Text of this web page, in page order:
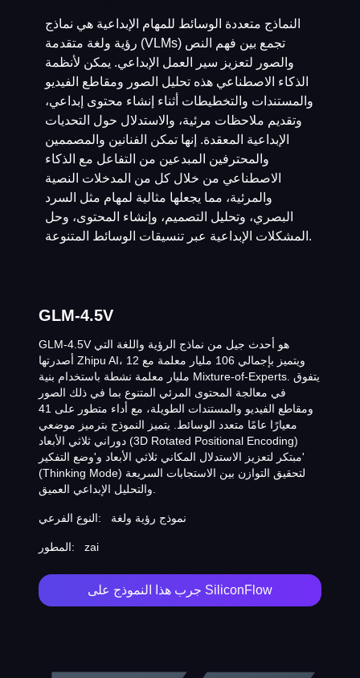
النماذج متعددة الوسائط للمهام الإبداعية هي نماذج
رؤية ولغة متقدمة (VLMs) تجمع بين فهم النص
والصور لتعزيز سير العمل الإبداعي. يمكن لأنظمة
الذكاء الاصطناعي هذه تحليل الصور ومقاطع الفيديو
والمستندات والتخطيطات أثناء إنشاء محتوى إبداعي،
وتقديم ملاحظات مرئية، والاستدلال حول التحديات
الإبداعية المعقدة. إنها تمكن الفنانين والمصممين
والمحترفين المبدعين من التفاعل مع الذكاء
الاصطناعي من خلال كل من المدخلات النصية
والمرئية، مما يجعلها مثالية لمهام مثل السرد
البصري، وتحليل التصميم، وإنشاء المحتوى، وحل
المشكلات الإبداعية عبر تنسيقات الوسائط المتنوعة.
GLM-4.5V
GLM-4.5V هو أحدث جيل من نماذج الرؤية واللغة التي
أصدرتها Zhipu AI، ويتميز بإجمالي 106 مليار معلمة مع 12
مليار معلمة نشطة باستخدام بنية Mixture-of-Experts. يتفوق
في معالجة المحتوى المرئي المتنوع بما في ذلك الصور
ومقاطع الفيديو والمستندات الطويلة، مع أداء متطور على 41
معيارًا عامًا متعدد الوسائط. يتميز النموذج بترميز موضعي
دوراني ثلاثي الأبعاد (3D Rotated Positional Encoding)
مبتكر لتعزيز الاستدلال المكاني ثلاثي الأبعاد و'وضع التفكير'
(Thinking Mode) لتحقيق التوازن بين الاستجابات السريعة
النوع الفرعي: نموذج رؤية ولغة
المطور: zai
جرب هذا النموذج على SiliconFlow